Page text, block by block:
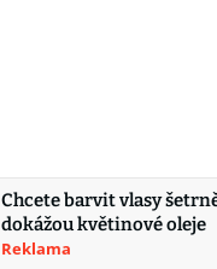
Chcete barvit vlasy
dokážou květinové oleje
Reklama